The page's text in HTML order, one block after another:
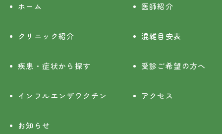
ホーム 医師紹介
クリニック紹介 混雑目安表
疾患・症状から探す 受診ご希望の方へ
インフルエンザワクチン アクセス
お知らせ